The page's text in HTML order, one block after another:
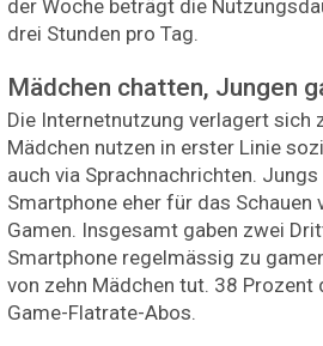
der Woche beträgt die
drei Stunden pro Tag.
Mädchen chatten, Jungen
Die Internetnutzung verlagert sich
Mädchen nutzen in erster Linie
auch via Sprachnachrichten.
Smartphone eher für das Schauen
Gamen. Insgesamt gaben zwei
Smartphone regelmässig zu
von zehn Mädchen tut. 38 Prozent
Game-Flatrate-Abos.